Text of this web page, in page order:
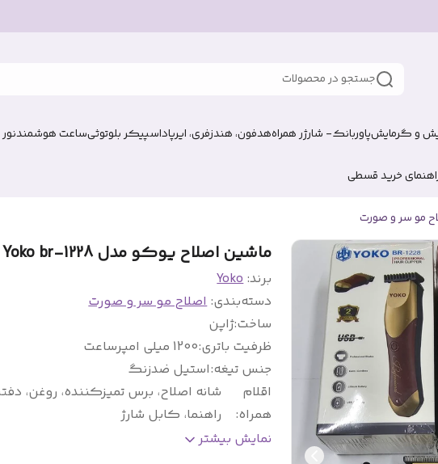
جستجو در محصولات
و گرمایشپاوربانک- شارژر همراههدفون، هندزفری، ایرپاداسپیکر بلوتوثیساعت هوشمند
خرید قسطی
مو سر و صورت
ماشین اصلاح یوکو مدل Yoko br-1228
برند:Yoko
دسته‌بندی:اصلاح مو سر و صورت
ساخت:ژاپن
ظرفیت باتری:1200 میلی امپرساعت
جنس تیغه:استیل ضدزنگ
اقلام
همراه:
شانه اصلاح، برس تمیزکننده، روغن،
راهنما، کابل شارژ
منبع انرژی:باتری قابل شارژنمایش بیشتر